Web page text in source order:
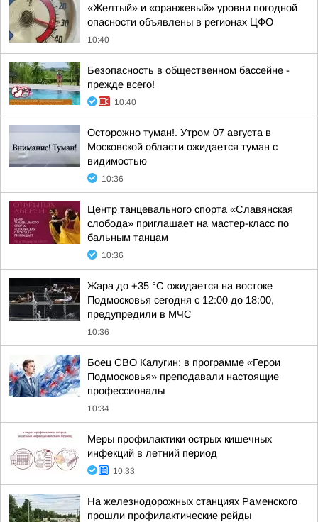
«Желтый» и «оранжевый» уровни погодной
опасности объявлены в регионах ЦФО
10:40
Безопасность в общественном бассейне -
прежде всего!
10:40
Осторожно туман!. Утром 07 августа в
Московской области ожидается туман с
видимостью
10:36
Центр танцевального спорта «Славянская
слобода» приглашает на мастер-класс по
бальным танцам
10:36
Жара до +35 °С ожидается на востоке
Подмосковья сегодня с 12:00 до 18:00,
предупредили в МЧС
10:36
Боец СВО Калугин: в программе «Герои
Подмосковья» преподавали настоящие
профессионалы
10:34
Меры профилактики острых кишечных
инфекций в летний период
10:33
На железнодорожных станциях Раменского
прошли профилактические рейды